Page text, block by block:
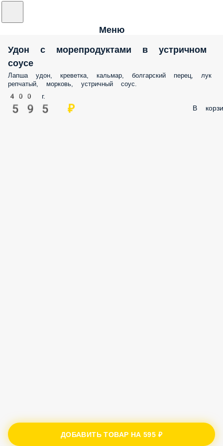
Меню
Удон с морепродуктами в устричном
соусе
Лапша удон, креветка, кальмар, болгарский перец, лук
репчатый, морковь, устричный соус.
400 г.
595 ₽ В
ДОБАВИТЬ ТОВАР НА595 ₽